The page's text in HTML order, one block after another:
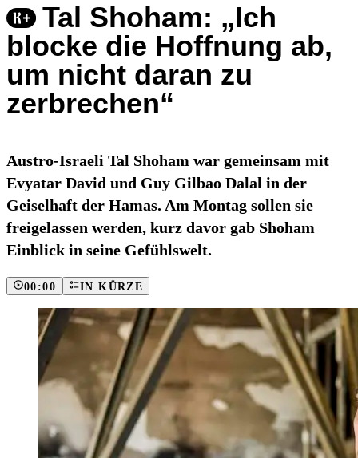
Tal Shoham: „Ich
blocke die Hoffnung ab,
um nicht daran zu
zerbrechen“
Austro-Israeli Tal Shoham war gemeinsam mit
Evyatar David und Guy Gilbao Dalal in der
Geiselhaft der Hamas. Am Montag sollen sie
freigelassen werden, kurz davor gab Shoham
Einblick in seine Gefühlswelt.
00:00 IN KÜRZE